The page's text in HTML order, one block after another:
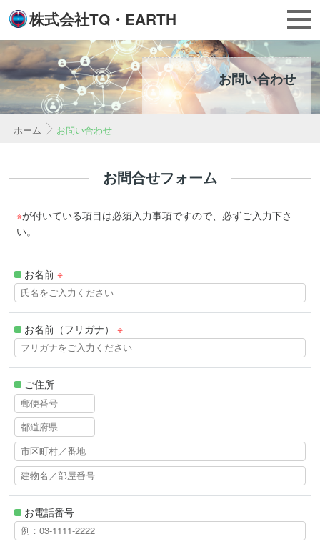
株式会社TQ・EARTH
お問い合わせ
ホーム お問い合わせ
お問合せフォーム
※が付いている項目は必須入力事項ですので、必ずご入力下さ
い。
お名前 ※
お名前（フリガナ） ※
ご住所
お電話番号